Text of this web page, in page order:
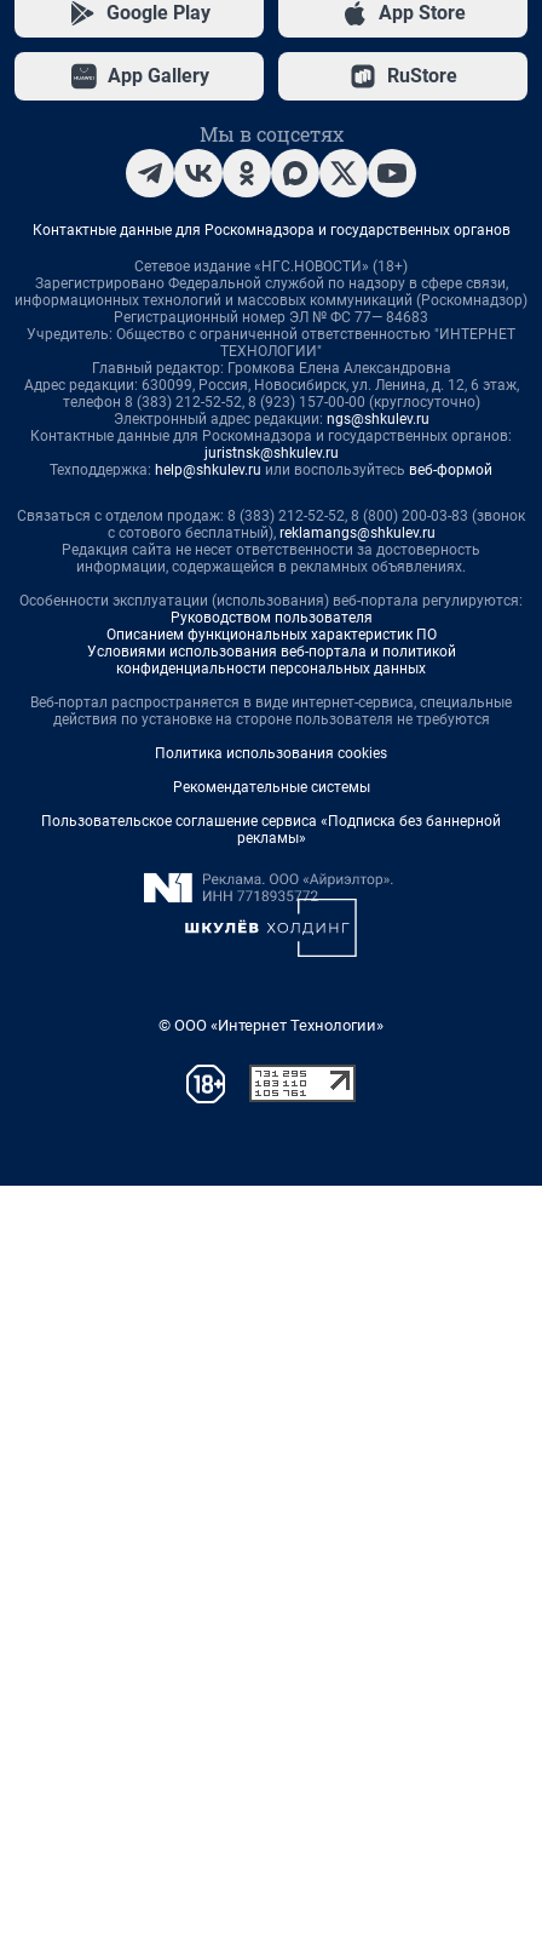
Google Play App Store
App Gallery RuStore
Мы в соцсетях
Контактные данные для Роскомнадзора и государственных органов
Сетевое издание «НГС.НОВОСТИ» (18+)
Зарегистрировано Федеральной службой по надзору в сфере связи,
информационных технологий и массовых коммуникаций (Роскомнадзор)
Регистрационный номер ЭЛ № ФС 77— 84683
Учредитель: Общество с ограниченной ответственностью "ИНТЕРНЕТ
ТЕХНОЛОГИИ"
Главный редактор: Громкова Елена Александровна
Адрес редакции: 630099, Россия, Новосибирск, ул. Ленина, д. 12, 6 этаж,
телефон 8 (383) 212-52-52, 8 (923) 157-00-00 (круглосуточно)
Электронный адрес редакции: ngs@shkulev.ru
Контактные данные для Роскомнадзора и государственных органов:
juristnsk@shkulev.ru
Техподдержка: help@shkulev.ru или воспользуйтесь веб-формой
Связаться с отделом продаж: 8 (383) 212-52-52, 8 (800) 200-03-83 (звонок
с сотового бесплатный), reklamangs@shkulev.ru
Редакция сайта не несет ответственности за достоверность
информации, содержащейся в рекламных объявлениях.
Особенности эксплуатации (использования) веб-портала регулируются:
Руководством пользователя
Описанием функциональных характеристик ПО
Условиями использования веб-портала и политикой
конфиденциальности персональных данных
Веб-портал распространяется в виде интернет-сервиса, специальные
действия по установке на стороне пользователя не требуются
Политика использования cookies
Рекомендательные системы
Пользовательское соглашение сервиса «Подписка без баннерной
рекламы»
© ООО «Интернет Технологии»